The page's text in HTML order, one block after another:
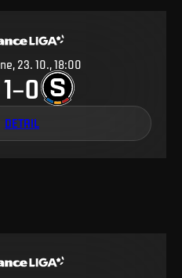
ne, 23. 10., 18:00
1–0
DETAIL